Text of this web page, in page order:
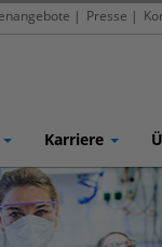
| Presse |
Karriere